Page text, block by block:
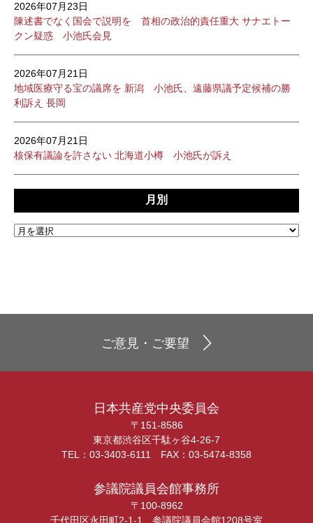
2026年07月23日
陳述書でなく国会で説明を 首相の政治的責任重大 サナエトー
クン疑惑 小池氏会見
2026年07月21日
地域医療守る宝の議席を 新潟 小池氏、遠藤県議予定候補の勝
利訴え 長岡
2026年07月21日
核保有議論を許さない 北海道小樽 小池氏が訴え
月別
ご意見・ご要望
日本共産党中央委員会
〒151-8586
東京都渋谷区千駄ヶ谷4-26-7
TEL：03-3403-6111 FAX：03-5474-8358
参議院議員会館事務所
〒100-8962
千代田区永田町2-1-1 参議院議員会館1208号室